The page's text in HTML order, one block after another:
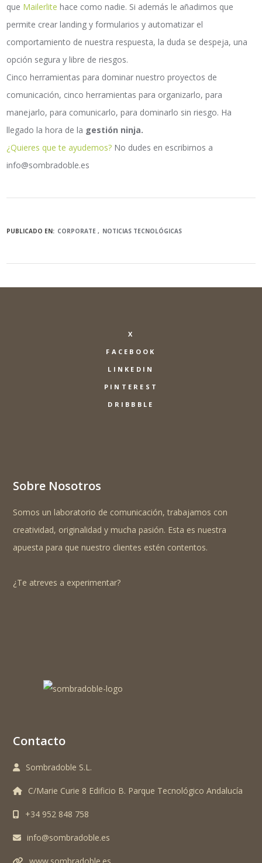
que Mailerlite hace como nadie. Si además le añadimos que
permite crear landing y formularios y automatizar el
comportamiento de nuestra respuesta, la duda se despeja, una
opción segura y libre de riesgos.
Cinco herramientas para dominar nuestro proyectos de
comunicación, cinco herramientas para organizarlo, para
manejarlo, para comunicarlo, para dominarlo sin riesgo. Ha
llegado la hora de la gestión ninja.
¿Quieres que te ayudemos? No dudes en escribirnos a
info@sombradoble.es
PUBLICADO EN: CORPORATE NOTICIAS TECNOLÓGICAS
X
FACEBOOK
LINKEDIN
PINTEREST
DRIBBBLE
Sobre Nosotros
Somos un laboratorio de comunicación, trabajamos con
creatividad, originalidad y mucha pasión. Esta es nuestra
apuesta para que nuestro clientes estén contentos.
¿Te atreves a experimentar?
Contacto
Sombradoble S.L.
C/Marie Curie 8 Edificio B. Parque Tecnológico Andalucía
+34 952 848 758
info@sombradoble.es